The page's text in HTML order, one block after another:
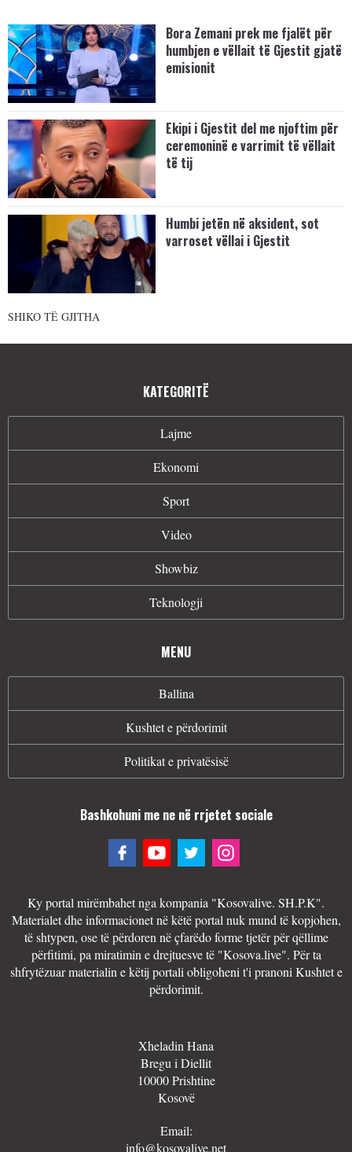
Bora Zemani prek me fjalët për
humbjen e vëllait të Gjestit gjatë
emisionit
Ekipi i Gjestit del me njoftim për
ceremoninë e varrimit të vëllait
të tij
Humbi jetën në aksident, sot
varroset vëllai i Gjestit
SHIKO TË GJITHA
KATEGORITË
Lajme
Ekonomi
Sport
Video
Showbiz
Teknologji
MENU
Ballina
Kushtet e përdorimit
Politikat e privatësisë
Bashkohuni me ne në rrjetet sociale
Ky portal mirëmbahet nga kompania "Kosovalive. SH.P.K".
Materialet dhe informacionet në këtë portal nuk mund të kopjohen,
të shtypen, ose të përdoren në çfarëdo forme tjetër për qëllime
përfitimi, pa miratimin e drejtuesve të "Kosova.live". Për ta
shfrytëzuar materialin e këtij portali obligoheni t'i pranoni Kushtet e
përdorimit.
Xheladin Hana
Bregu i Diellit
10000 Prishtine
Kosovë
Email:
info@kosovalive.net